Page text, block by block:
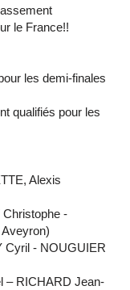
le France!!
les demi-finales
qualifiés pour les
Alexis
-
Cyril - NOUGUIER
– RICHARD Jean-